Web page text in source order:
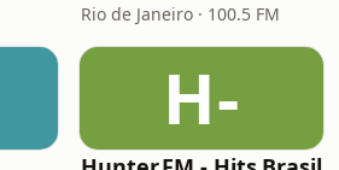
Rio de Janeiro · 100.5 FM
H-